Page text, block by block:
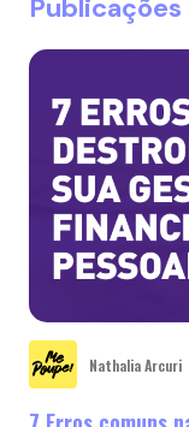
Nathalia Arcuri